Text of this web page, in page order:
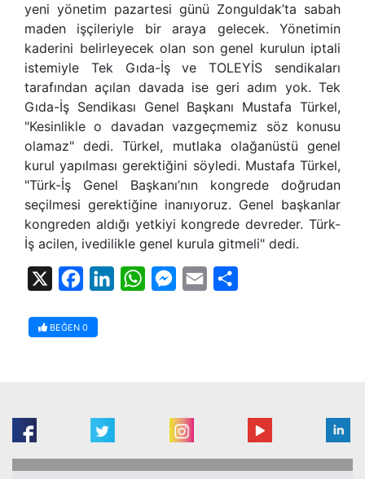
yeni yönetim pazartesi günü Zonguldak’ta sabah
maden işçileriyle bir araya gelecek. Yönetimin
kaderini belirleyecek olan son genel kurulun iptali
istemiyle Tek Gıda-İş ve TOLEYİS sendikaları
tarafından açılan davada ise geri adım yok. Tek
Gıda-İş Sendikası Genel Başkanı Mustafa Türkel,
"Kesinlikle o davadan vazgeçmemiz söz konusu
olamaz" dedi. Türkel, mutlaka olağanüstü genel
kurul yapılması gerektiğini söyledi. Mustafa Türkel,
"Türk-İş Genel Başkanı’nın kongrede doğrudan
seçilmesi gerektiğine inanıyoruz. Genel başkanlar
kongreden aldığı yetkiyi kongrede devreder. Türk-
İş acilen, ivedilikle genel kurula gitmeli" dedi.
FacebookLinkedInWhatsAppMessenger
Email
BEĞEN 0